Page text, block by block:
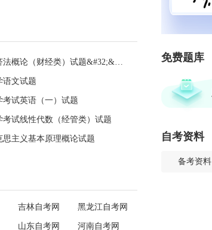
全国2024年4月自学考试经济法概论（财经类）试题&#32;&#32;
语文试题
考试英语（一）试题
考试线性代数（经管类）试题
思主义基本原理概论试题
吉林自考网 黑龙江自考网
山东自考网 河南自考网
免费题库
自考资料
备考资料